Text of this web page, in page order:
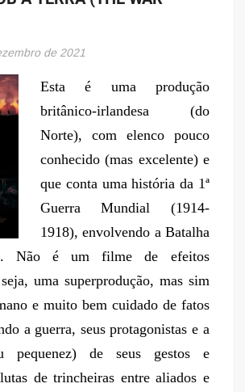
de 2021
Esta é uma produção
britânico-irlandesa (do
Norte), com elenco pouco
conhecido (mas excelente) e
que conta uma história da 1ª
Guerra Mundial (1914-
1918), envolvendo a Batalha
Não é um filme de efeitos
uma superprodução, mas sim
e muito bem cuidado de fatos
a guerra, seus protagonistas e a
pequenez) de seus gestos e
de trincheiras entre aliados e